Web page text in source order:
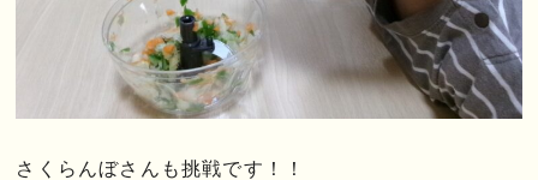
さくらんぼさんも挑戦です！！